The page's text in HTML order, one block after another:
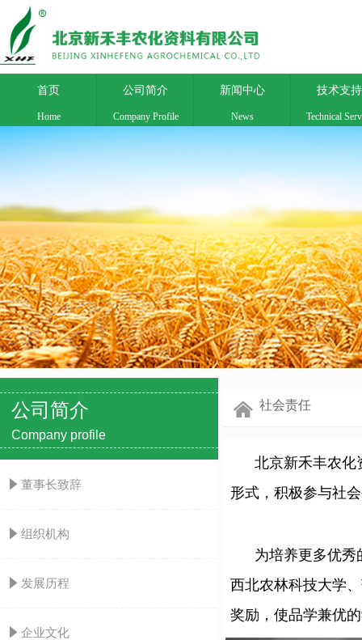
首页 公司简介 新闻中心 技术支持
Home Company Profile News Technical
公司简介
Company profile
北京新禾丰农化
形式，积极参与社
为培养更多优秀
西北农林科技大学
奖励，使品学兼优
낀 社会责任
념 董事长致辞
념 组织机构
념 发展历程
념 企业文化